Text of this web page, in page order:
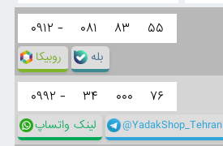
۰۹۱۲ - ۰۸۱ ۸۳ ۵۵
روبیکا بله
۰۹۹۲ - ۳۴ ۰۰۰ ۷۶
لینک واتساپ @YadakShop_Tehran